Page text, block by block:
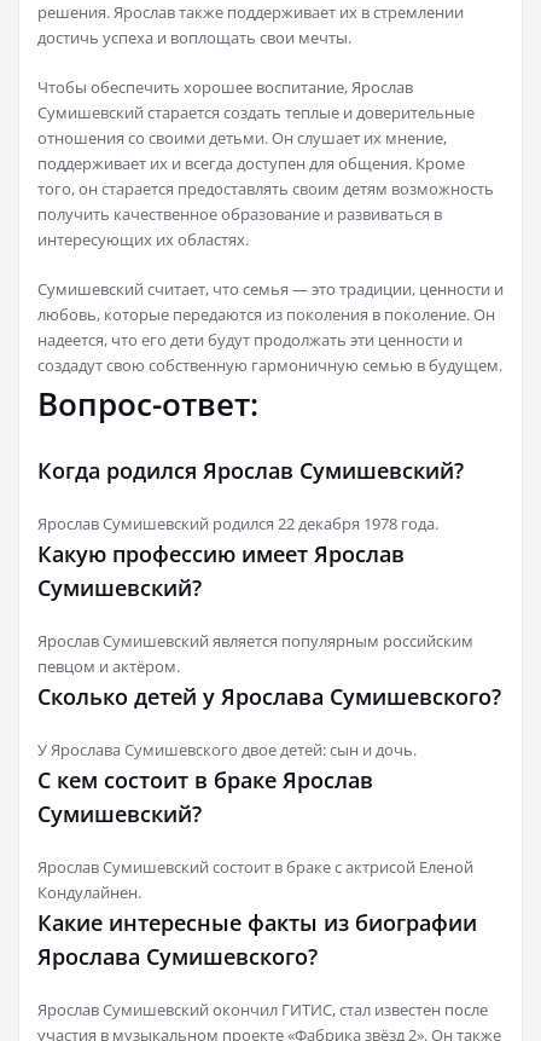
решения. Ярослав также поддерживает их в стремлении
достичь успеха и воплощать свои мечты.
Чтобы обеспечить хорошее воспитание, Ярослав
Сумишевский старается создать теплые и доверительные
отношения со своими детьми. Он слушает их мнение,
поддерживает их и всегда доступен для общения. Кроме
того, он старается предоставлять своим детям возможность
получить качественное образование и развиваться в
интересующих их областях.
Сумишевский считает, что семья — это традиции, ценности и
любовь, которые передаются из поколения в поколение. Он
надеется, что его дети будут продолжать эти ценности и
создадут свою собственную гармоничную семью в будущем.
Вопрос-ответ:
Когда родился Ярослав Сумишевский?
Ярослав Сумишевский родился 22 декабря 1978 года.
Какую профессию имеет Ярослав
Сумишевский?
Ярослав Сумишевский является популярным российским
певцом и актёром.
Сколько детей у Ярослава Сумишевского?
У Ярослава Сумишевского двое детей: сын и дочь.
С кем состоит в браке Ярослав
Сумишевский?
Ярослав Сумишевский состоит в браке с актрисой Еленой
Кондулайнен.
Какие интересные факты из биографии
Ярослава Сумишевского?
Ярослав Сумишевский окончил ГИТИС, стал известен после
участия в музыкальном проекте «Фабрика звёзд 2». Он также